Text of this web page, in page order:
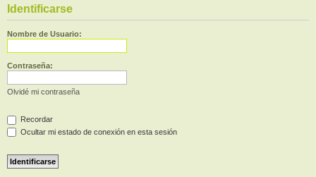
Identificarse
Nombre de Usuario:
Contraseña:
Olvidé mi contraseña
Recordar
Ocultar mi estado de conexión en esta sesión